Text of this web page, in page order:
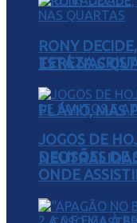
TEREZA
FLÁVIO, MAS
RONY
ESTÁ NAS
JOGOS DE
DECISÕES
ONDE